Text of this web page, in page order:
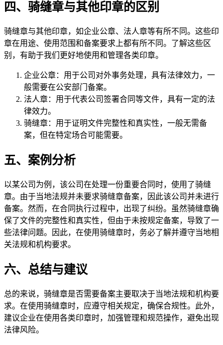
四、骑缝章与其他印章的区别
骑缝章与其他印章，如企业公章、法人章等有所不同。这些印
章在用途、使用范围和备案要求上都有所不同。了解这些区
别，有助于我们更好地使用和管理各类印章。
企业公章：用于公司对外事务处理，具有法律效力，一
般需要在公安部门备案。
法人章：用于代表公司签署合同等文件，具有一定的法
律效力。
骑缝章：用于证明文件完整性和真实性，一般无需备
案，但在特定场合可能需要。
五、案例分析
以某公司为例，该公司在处理一份重要合同时，使用了骑缝
章。由于当地法规并未要求骑缝章备案，因此该公司并未进行
备案。然而，在合同执行过程中，出现了纠纷。虽然骑缝章确
保了文件的完整性和真实性，但由于未按规定备案，导致了一
些法律问题。因此，在使用骑缝章时，务必了解并遵守当地相
关法规和机构要求。
六、总结与建议
总的来说，骑缝章是否需要备案主要取决于当地法规和机构要
求。在使用骑缝章时，应遵守相关规定，确保合规性。此外，
建议企业在使用各类印章时，加强管理和规范操作，避免出现
法律风险。